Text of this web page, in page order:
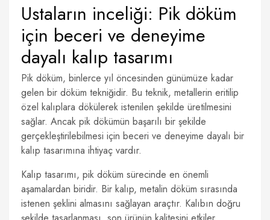
Ustaların inceliği: Pik döküm
için beceri ve deneyime
dayalı kalıp tasarımı
Pik döküm, binlerce yıl öncesinden günümüze kadar
gelen bir döküm tekniğidir. Bu teknik, metallerin eritilip
özel kalıplara dökülerek istenilen şekilde üretilmesini
sağlar. Ancak pik dökümün başarılı bir şekilde
gerçekleştirilebilmesi için beceri ve deneyime dayalı bir
kalıp tasarımına ihtiyaç vardır.
Kalıp tasarımı, pik döküm sürecinde en önemli
aşamalardan biridir. Bir kalıp, metalin döküm sırasında
istenen şeklini almasını sağlayan araçtır. Kalıbın doğru